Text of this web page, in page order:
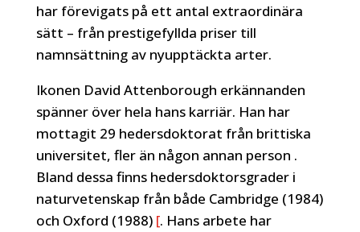
har förevigats på ett antal extraordinära
sätt – från prestigefyllda priser till
namnsättning av nyupptäckta arter.
Ikonen David Attenborough erkännanden
spänner över hela hans karriär. Han har
mottagit 29 hedersdoktorat från brittiska
universitet, fler än någon annan person .
Bland dessa finns hedersdoktorsgrader i
naturvetenskap från både Cambridge (1984)
och Oxford (1988) [. Hans arbete har